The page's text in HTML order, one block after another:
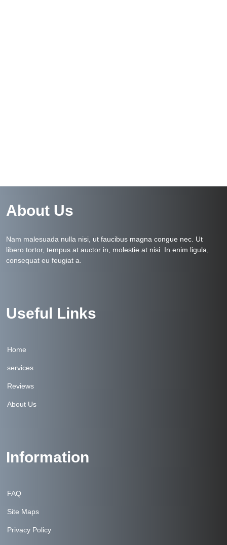
About Us
Nam malesuada nulla nisi, ut faucibus magna congue nec. Ut
libero tortor, tempus at auctor in, molestie at nisi. In enim ligula,
consequat eu feugiat a.
Useful Links
Home
services
Reviews
About Us
Information
FAQ
Site Maps
Privacy Policy